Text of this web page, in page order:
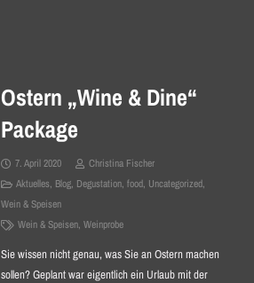
Ostern „Wine & Dine“
Package
7. April 2020
Christina Fischer
Aktuelles, Blog, Degustation,food, Uncategorized,
Wein & Speisen
Wein & Speisen,Weinprobe
Sie wissen nicht genau, was Sie an Ostern machen
sollen? Geplant war eigentlich ein Urlaub mit der